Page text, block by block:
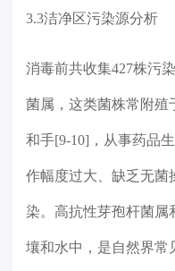
3.3洁净区污染源分析
消毒前共收集427株污
菌属，这类菌株常附殖
和手[9-10]，从事药品
作幅度过大、缺乏无菌
染。高抗性芽孢杆菌属
壤和水中，是自然界常